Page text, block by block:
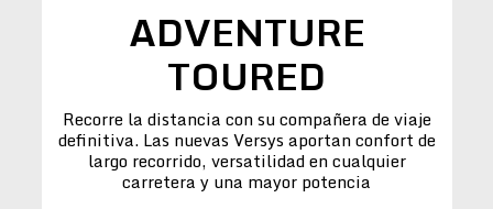
ADVENTURE
TOURED
Recorre la distancia con su compañera de viaje
definitiva. Las nuevas Versys aportan confort de
largo recorrido, versatilidad en cualquier
carretera y una mayor potencia